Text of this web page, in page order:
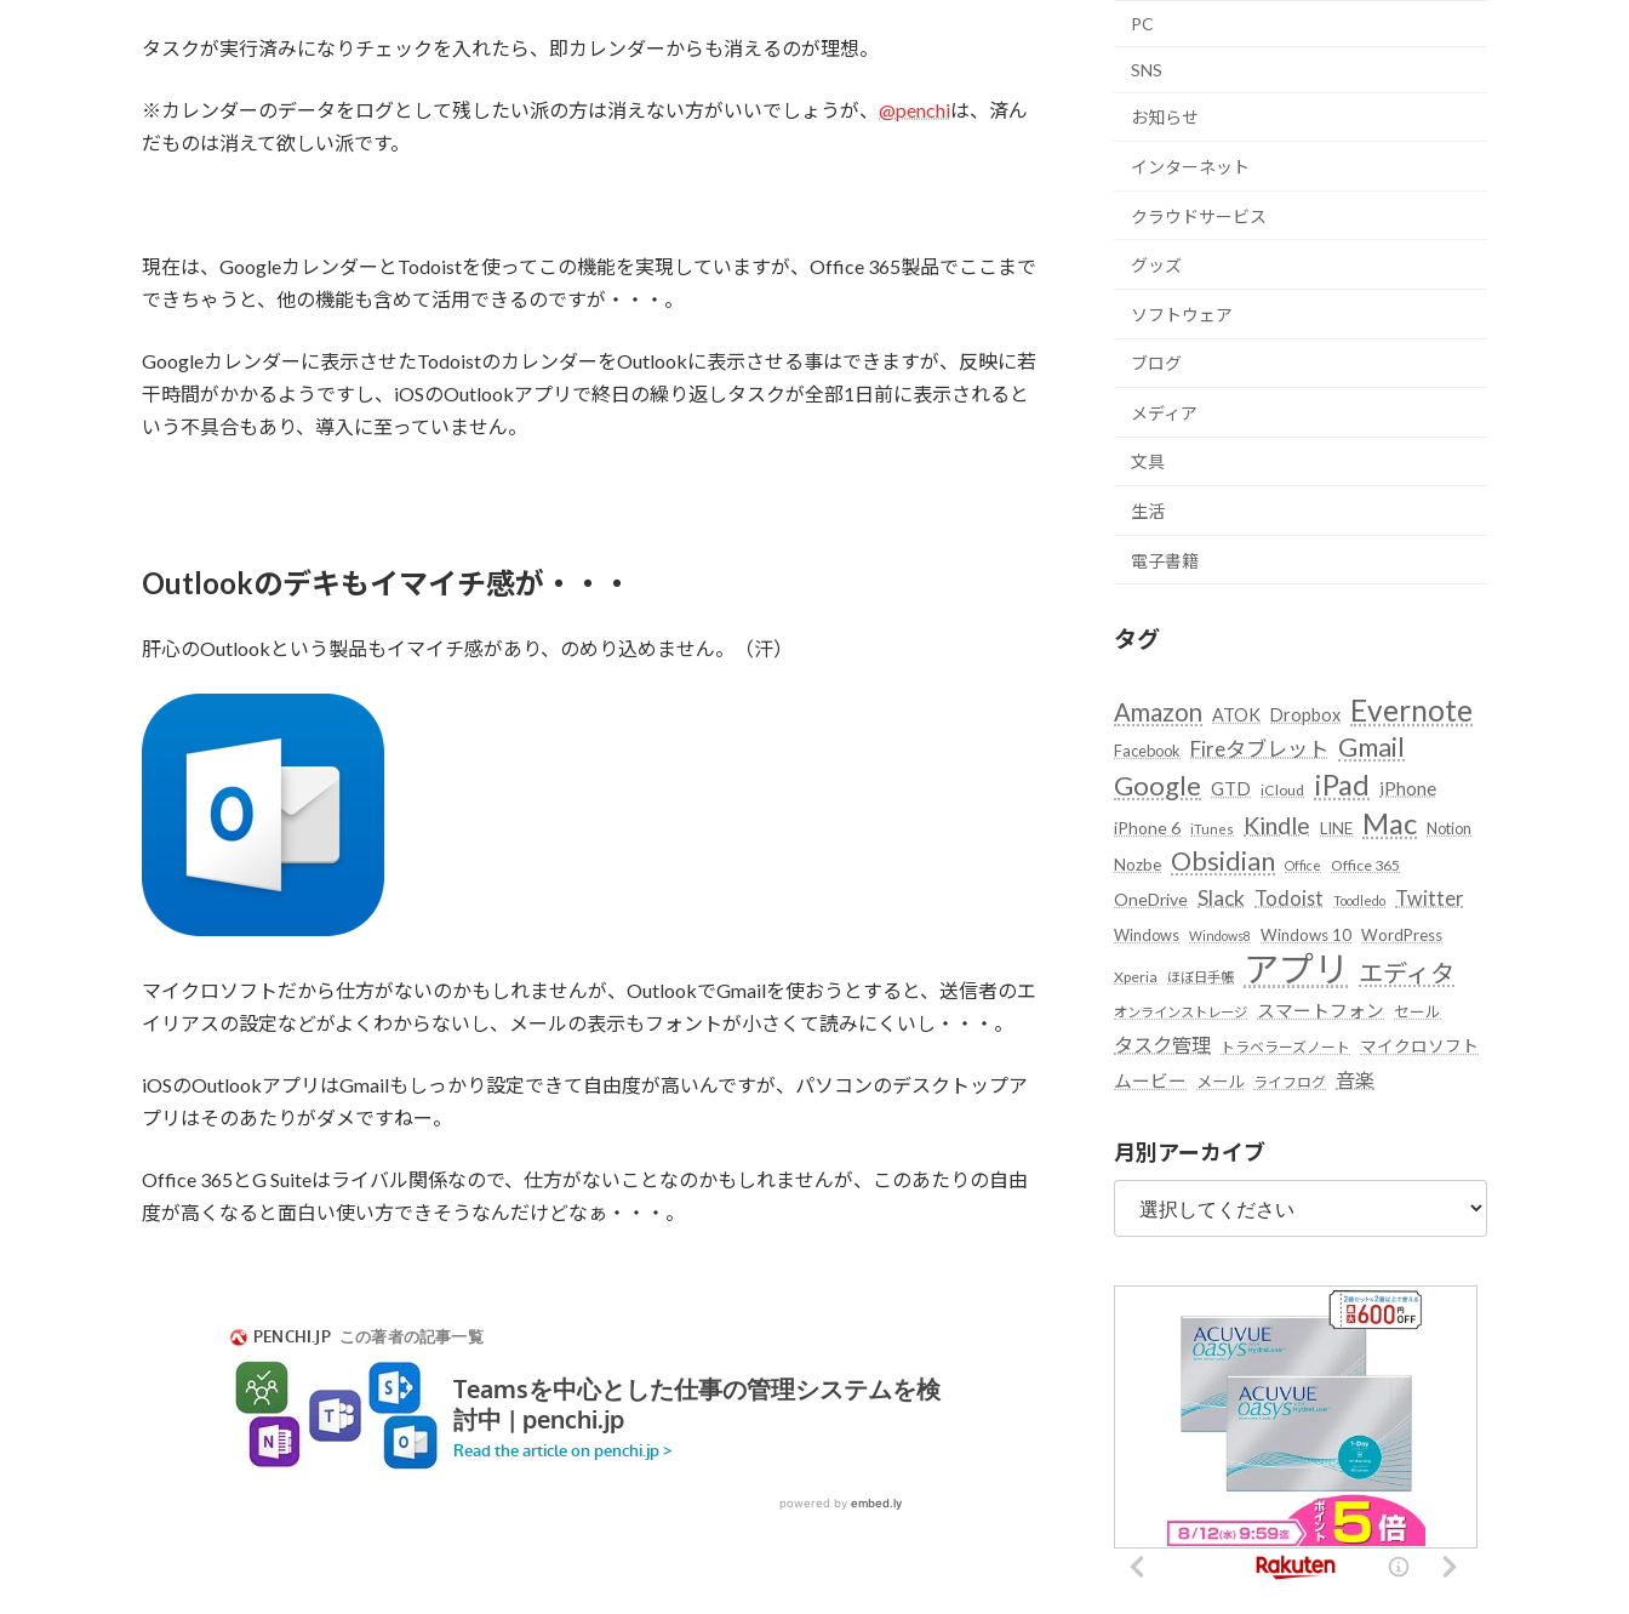
タスクが実行済みになりチェックを入れたら、即カレンダーからも消えるのが理想。
※カレンダーのデータをログとして残したい派の方は消えない方がいいでしょうが、 @penchiは、済ん
だものは消えて欲しい派です。
現在は、GoogleカレンダーとTodoistを使ってこの機能を実現していますが、Office 365製品でここまで
できちゃうと、他の機能も含めて活用できるのですが・・・。
Googleカレンダーに表示させたTodoistのカレンダーをOutlookに表示させる事はできますが、反映に若
干時間がかかるようですし、iOSのOutlookアプリで終日の繰り返しタスクが全部1日前に表示されると
いう不具合もあり、導入に至っていません。
Outlookのデキもイマイチ感が・・・
肝心のOutlookという製品もイマイチ感があり、のめり込めません。（汗）
マイクロソフトだから仕方がないのかもしれませんが、OutlookでGmailを使おうとすると、送信者のエ
イリアスの設定などがよくわからないし、メールの表示もフォントが小さくて読みにくいし・・・。
iOSのOutlookアプリはGmailもしっかり設定できて自由度が高いんですが、パソコンのデスクトップア
プリはそのあたりがダメですねー。
Office 365とG Suiteはライバル関係なので、仕方がないことなのかもしれませんが、このあたりの自由
度が高くなると面白い使い方できそうなんだけどなぁ・・・。
PC
SNS
お知らせ
インターネット
クラウドサービス
グッズ
ソフトウェア
ブログ
メディア
文具
生活
電子書籍
タグ
Amazon ATOK Dropbox Evernote
Facebook Fireタブレット Gmail
Google GTD iCloud iPad iPhone
iPhone 6 iTunes Kindle LINE Mac Notion
Nozbe Obsidian Office Office 365
OneDrive Slack Todoist Toodledo Twitter
Windows Windows8 Windows 10 WordPress
Xperia ほぼ日手帳 アプリ エディタ
オンラインストレージ スマートフォン セール
タスク管理 トラベラーズノート マイクロソフト
ムービー メール ライフログ 音楽
月別アーカイブ